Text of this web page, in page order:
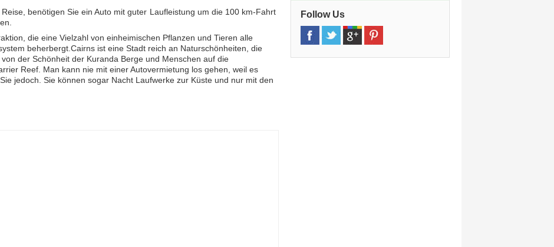
benötigen Sie ein Auto mit guter Laufleistung um die 100 km-Fahrt
die eine Vielzahl von einheimischen Pflanzen und Tieren alle
beherbergt.Cairns ist eine Stadt reich an Naturschönheiten, die
der Schönheit der Kuranda Berge und Menschen auf die
Reef. Man kann nie mit einer Autovermietung los gehen, weil es
jedoch. Sie können sogar Nacht Laufwerke zur Küste und nur mit den
Follow Us